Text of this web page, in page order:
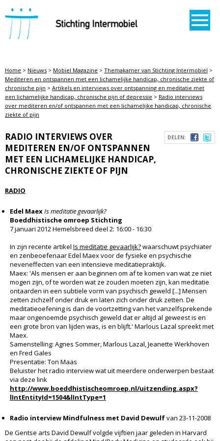
STICHTING INTERMOBIEL
Home > Nieuws > Mobiel Magazine > Themakamer van Stichting Intermobiel >
Mediteren en ontspannen met een lichamelijke handicap, chronische ziekte of
chronische pijn > Artikels en interviews over ontspanning en meditatie met
een lichamelijke handicap, chronische pijn of depressie > Radio interviews
over mediteren en/of ontspannen met een lichamelijke handicap, chronische
ziekte of pijn
DELEN:
RADIO INTERVIEWS OVER
MEDITEREN EN/OF ONTSPANNEN
MET EEN LICHAMELIJKE HANDICAP,
CHRONISCHE ZIEKTE OF PIJN
RADIO
Edel MaexIs meditatie gevaarlijk?
Boeddhistische omroep Stichting
7 januari 2012 Hemelsbreed deel 2: 16:00 - 16:30
In zijn recente artikel Is meditatie gevaarlijk?waarschuwt psychiater
en zenbeoefenaar Edel Maex voor de fysieke en psychische
neveneffecten van een intensieve meditatiepraktijk.
Maex: 'Als mensen er aan beginnen om af te komen van wat ze niet
mogen zijn, of te worden wat ze zouden moeten zijn, kan meditatie
ontaarden in een subtiele vorm van psychisch geweld [...] Mensen
zetten zichzelf onder druk en laten zich onder druk zetten. De
meditatieoefening is dan de voortzetting van het vanzelfsprekende
maar ongenoemde psychisch geweld dat er altijd al geweest is en
een grote bron van lijden was, is en blijft.' Marlous Lazal spreekt met
Maex.
Samenstelling: Agnes Sommer, Marlous Lazal, Jeanette Werkhoven
en Fred Gales
Presentatie: Ton Maas
Beluister het radio interview wat uit meerdere onderwerpen bestaat
via deze link
http://www.boeddhistischeomroep.nl/uitzending.aspx?
lIntEntityId=1504&lIntType=1
Radio interview Mindfulness met David Dewulfvan 23-11-2008
De Gentse arts David Dewulf volgde vijftien jaar geleden in Harvard